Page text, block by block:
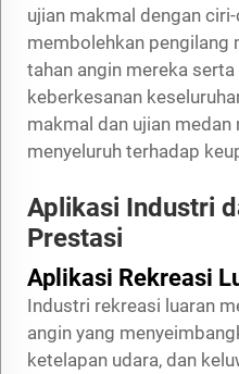
ujian makmal dengan
membolehkan pengilang
tahan angin mereka
keberkesanan
makmal dan ujian
menyeluruh terhadap
Aplikasi Industri
Prestasi
Aplikasi Rekreasi
Industri rekreasi luaran
angin yang
ketelapan udara, dan